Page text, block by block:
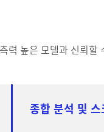
높은 모델과 신뢰할
종합 분석 및